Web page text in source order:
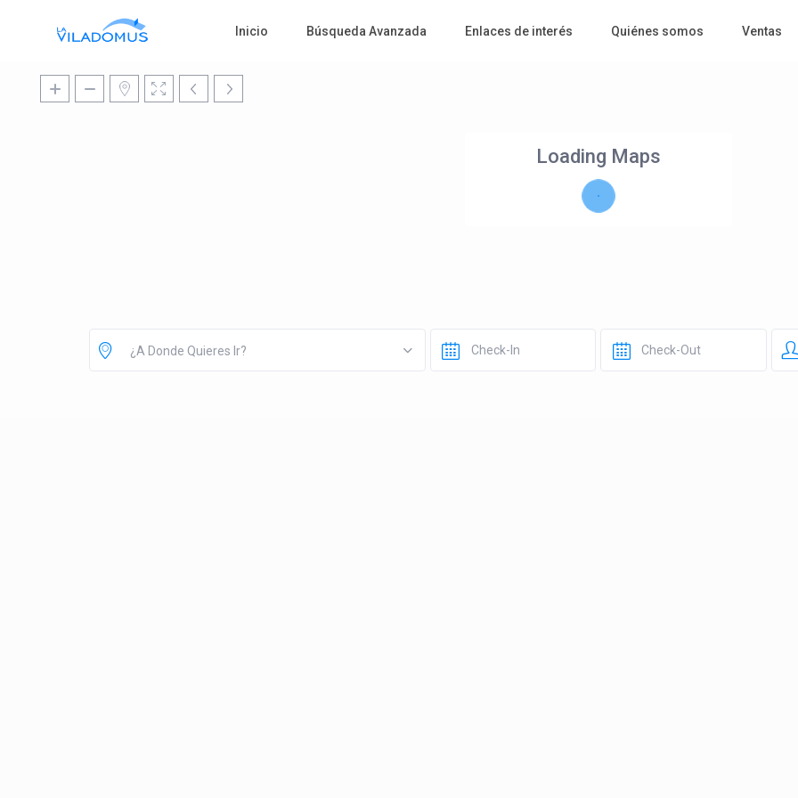
Inicio Búsqueda Avanzada Enlaces de interés Quiénes somos Ventas
Loading Maps
¿A Donde Quieres Ir?